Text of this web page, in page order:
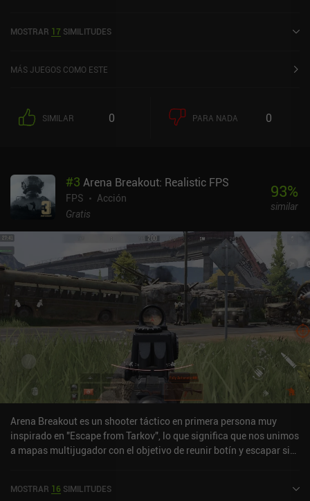
tiene una valoración actual de 4 sobre 5,0 en Google Play y de 4,6
MOSTRAR 17 SIMILITUDES
MÁS JUEGOS COMO ESTE
SIMILAR 0 PARA NADA 0
#3 Arena Breakout: Realistic FPS
FPS
Acción
Gratis
93%
similar
Arena Breakout es un shooter táctico en primera persona muy
inspirado en "Escape from Tarkov", lo que significa que nos unimos
a mapas multijugador con el objetivo de reunir botín y escapar sin
diversos kits de salud. Estos son los objetos que nos ayudarán a
MOSTRAR 16 SIMILITUDES